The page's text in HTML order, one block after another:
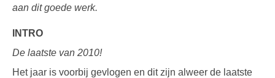
aan dit goede werk.
INTRO
De laatste van 2010!
Het jaar is voorbij gevlogen en dit zijn alweer de laatste